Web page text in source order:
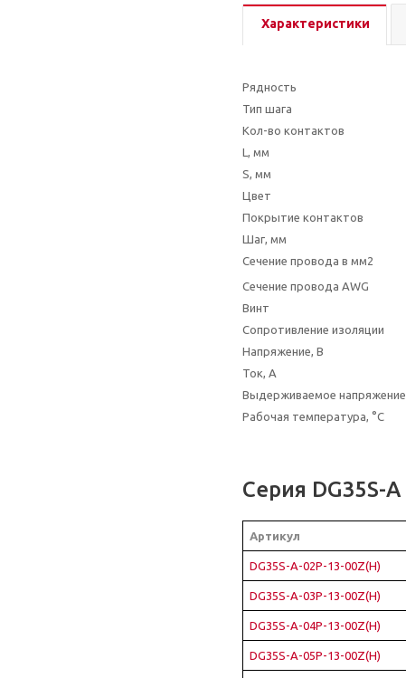
Характеристики
Рядность
Тип шага
Кол-во контактов
L, мм
S, мм
Цвет
Покрытие контактов
Шаг, мм
Сечение провода в мм2
Сечение провода AWG
Винт
Сопротивление изоляции
Напряжение, В
Ток, А
Выдерживаемое напряжение
Рабочая температура, °C
Серия DG35S-A
Артикул
DG35S-A-02P-13-00Z(H)
DG35S-A-03P-13-00Z(H)
DG35S-A-04P-13-00Z(H)
DG35S-A-05P-13-00Z(H)